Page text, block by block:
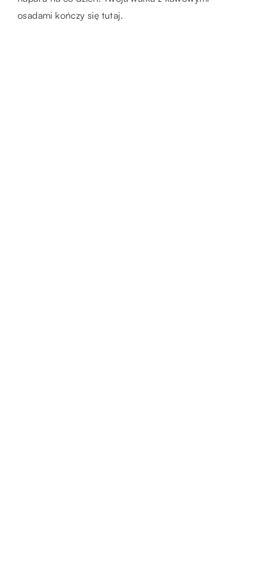
osadami kończy się tutaj.